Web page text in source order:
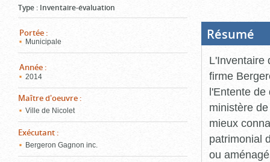
Type : Inventaire-évaluation
Portée :
Municipale
Année :
2014
Maître d'oeuvre :
Ville de Nicolet
Exécutant :
Bergeron Gagnon inc.
Résumé
L'Inventaire
firme
l'Entente de
ministère
mieux
patrimonial
ou